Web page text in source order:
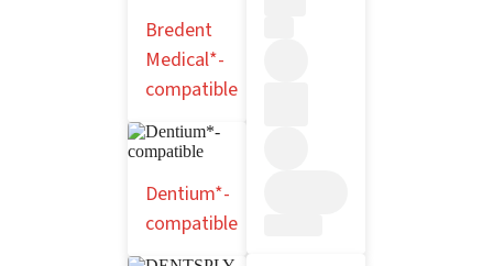
Bredent
Medical*-
compatible
Dentium*-
compatible